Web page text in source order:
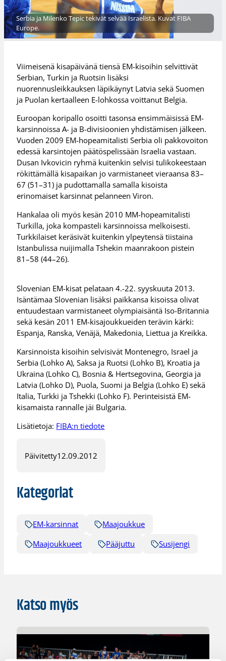
Serbia ja Milenko Tepic tekivät selvää Israelista. Kuvat FIBA
Europe.
Viimeisenä kisapäivänä tiensä EM-kisoihin selvittivät
Serbian, Turkin ja Ruotsin lisäksi
nuorennusleikkauksen läpikäynyt Latvia sekä Suomen
ja Puolan kertaalleen E-lohkossa voittanut Belgia.
Euroopan koripallo osoitti tasonsa ensimmäisissä EM-
karsinnoissa A- ja B-divisioonien yhdistämisen jälkeen.
Vuoden 2009 EM-hopeamitalisti Serbia oli pakkovoiton
edessä karsintojen päätöspelissään Israelia vastaan.
Dusan Ivkovicin ryhmä kuitenkin selvisi tulikokeestaan
rökittämällä kisapaikan jo varmistaneet vieraansa 83–
67 (51–31) ja pudottamalla samalla kisoista
erinomaiset karsinnat pelanneen Viron.
Hankalaa oli myös kesän 2010 MM-hopeamitalisti
Turkilla, joka kompasteli karsinnoissa melkoisesti.
Turkkilaiset keräsivät kuitenkin ylpeytensä tiistaina
Istanbulissa nuijimalla Tshekin maanrakoon pistein
81–58 (44–26).
Slovenian EM-kisat pelataan 4.-22. syyskuuta 2013.
Isäntämaa Slovenian lisäksi paikkansa kisoissa olivat
entuudestaan varmistaneet olympiaisäntä Iso-Britannia
sekä kesän 2011 EM-kisajoukkueiden terävin kärki:
Espanja, Ranska, Venäjä, Makedonia, Liettua ja Kreikka.
Karsinnoista kisoihin selvisivät Montenegro, Israel ja
Serbia (Lohko A), Saksa ja Ruotsi (Lohko B), Kroatia ja
Ukraina (Lohko C), Bosnia & Hertsegovina, Georgia ja
Latvia (Lohko D), Puola, Suomi ja Belgia (Lohko E) sekä
Italia, Turkki ja Tshekki (Lohko F). Perinteisistä EM-
kisamaista rannalle jäi Bulgaria.
Lisätietoja: FIBA:n tiedote
Päivitetty12.09.2012
Kategoriat
EM-karsinnat
Maajoukkue
Maajoukkueet
Pääjuttu Susijengi
Katso myös